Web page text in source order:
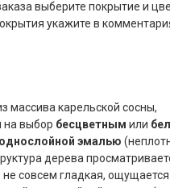
выберите покрытие и
укажите в
массива карельской сосны,
на выбор бесцветным или
однослойной эмалью
дерева
не совсем гладкая,